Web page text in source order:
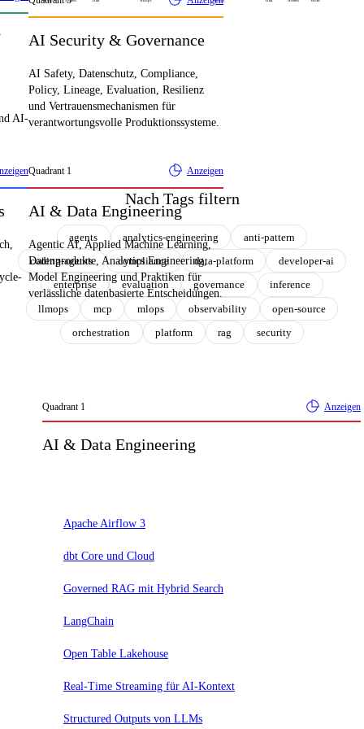
Quadrant 1 Anzeigen
AI & Data Engineering
Agentic AI, Applied Machine Learning,
Datenprodukte, Analytics Engineering,
Model Engineering und Praktiken für
verlässliche datenbasierte Entscheidungen.
AI Security & Governance
AI Safety, Datenschutz, Compliance,
Policy, Lineage, Evaluation, Resilienz
und Vertrauensmechanismen für
verantwortungsvolle Produktionssysteme.
AI-
Nach Tags filtern
agents analytics-engineering
anti-pattern
coding-agents
compliance data-platform
developer-ai
enterprise
evaluation governance
inference
llmops
mcp mlops observability
open-source
orchestration
platform rag security
Quadrant 1 Anzeigen
AI & Data Engineering
Apache Airflow 3
dbt Core und Cloud
Governed RAG mit Hybrid Search
LangChain
Open Table Lakehouse
Real-Time Streaming für AI-Kontext
Structured Outputs von LLMs